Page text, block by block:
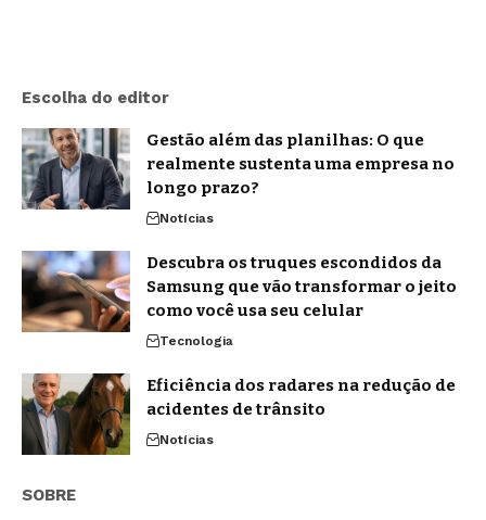
Escolha do editor
Gestão além das planilhas: O que
realmente sustenta uma empresa no
longo prazo?
Notícias
Descubra os truques escondidos da
Samsung que vão transformar o jeito
como você usa seu celular
Tecnologia
Eficiência dos radares na redução de
acidentes de trânsito
Notícias
SOBRE